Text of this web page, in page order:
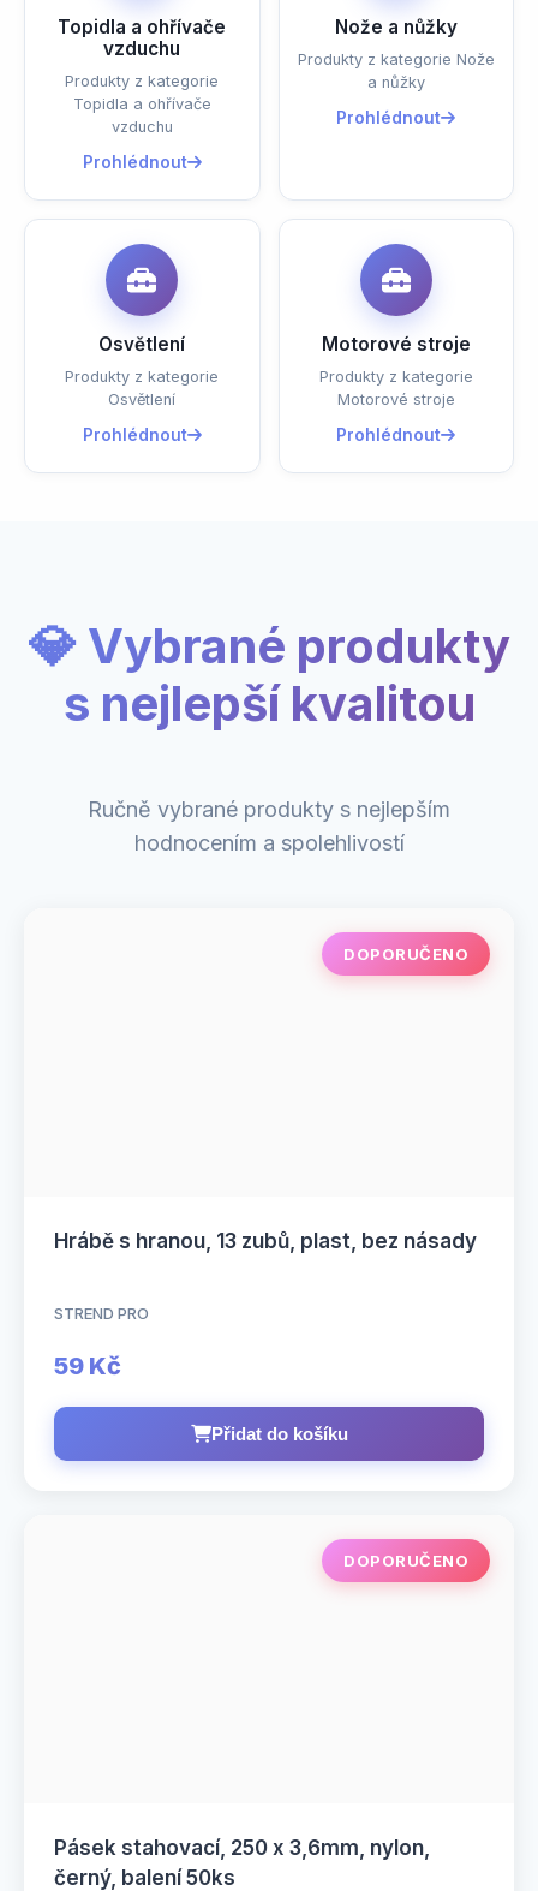
Topidla a ohřívače
vzduchu
Produkty z kategorie
Topidla a ohřívače
vzduchu
Prohlédnout
Nože a nůžky
Produkty z kategorie Nože
a nůžky
Prohlédnout
Osvětlení
Produkty z kategorie
Osvětlení
Prohlédnout
Motorové stroje
Produkty z kategorie
Motorové stroje
Prohlédnout
💎 Vybrané produkty
s nejlepší kvalitou
Ručně vybrané produkty s nejlepším
hodnocením a spolehlivostí
DOPORUČENO
Hrábě s hranou, 13 zubů, plast, bez násady
STREND PRO
59 Kč
Přidat do košíku
DOPORUČENO
Pásek stahovací, 250 x 3,6mm, nylon,
černý, balení 50ks